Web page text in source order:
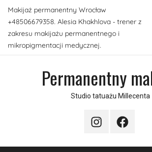
Przejdź
do
treści
Makijaż permanentny Wrocław
+48506679358. Alesia Khakhlova - trener z
zakresu makijażu permanentnego i
mikropigmentacji medycznej.
Permanentny
Studio tatuażu Millecenta
InstagramFacebook